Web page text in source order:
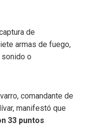
de
armas de fuego,
o
comandante de
manifestó que
33 puntos